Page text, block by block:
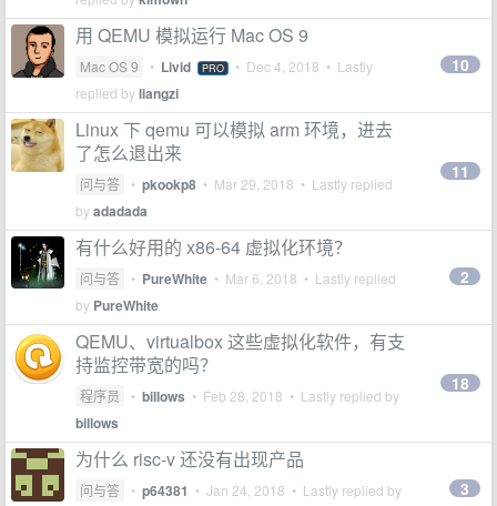
用 QEMU 模拟运行 Mac OS 9
Mac OS 9 • Livid PRO • Dec 4, 2018 • Lastly
replied byliangzi
10
Linux 下 qemu 可以模拟 arm 环境，进去
了怎么退出来
问与答 • pkookp8 • Mar 29, 2018 • Lastly replied
byadadada
11
有什么好用的 x86-64 虚拟化环境？
问与答 • PureWhite • Mar 6, 2018 • Lastly replied
by PureWhite
2
QEMU、virtualbox 这些虚拟化软件，有支
持监控带宽的吗？
程序员 • billows • Feb 28, 2018 • Lastly replied by
billows
18
为什么 risc-v 还没有出现产品
问与答 • p64381 • Jan 24, 2018 • Lastly replied by 3